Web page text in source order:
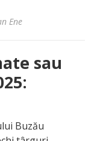
Ene
sau
Buzău